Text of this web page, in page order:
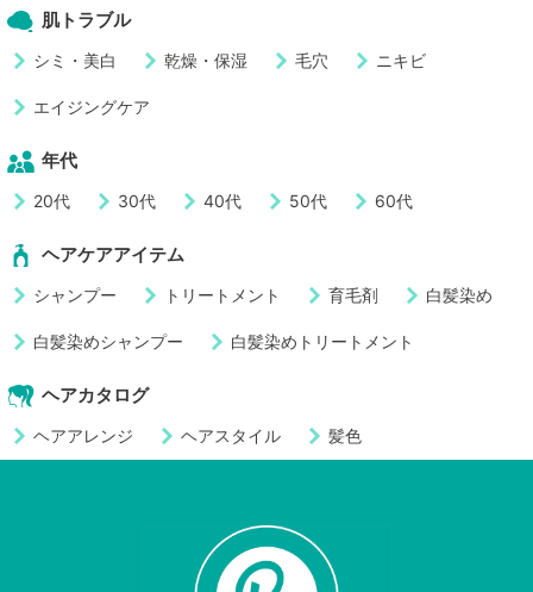
肌トラブル
シミ・美白 乾燥・保湿 毛穴 ニキビ
エイジングケア
年代
20代 30代 40代 50代 60代
ヘアケアアイテム
シャンプー トリートメント 育毛剤 白髪染め
白髪染めシャンプー 白髪染めトリートメント
ヘアカタログ
ヘアアレンジ ヘアスタイル 髪色